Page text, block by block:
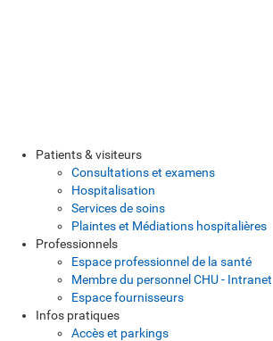
Patients & visiteurs
Consultations et examens
Hospitalisation
Services de soins
Plaintes et Médiations hospitalières
Professionnels
Espace professionnel de la santé
Membre du personnel CHU - Intranet
Espace fournisseurs
Infos pratiques
Accès et parkings